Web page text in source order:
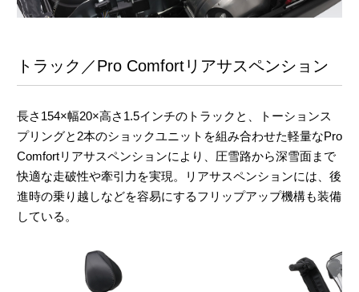
トラック／Pro Comfortリアサスペンション
長さ154×幅20×高さ1.5インチのトラックと、トーションス
プリングと2本のショックユニットを組み合わせた軽量なPro
Comfortリアサスペンションにより、圧雪路から深雪面まで
快適な走破性や牽引力を実現。リアサスペンションには、後
進時の乗り越しなどを容易にするフリップアップ機構も装備
している。